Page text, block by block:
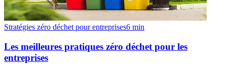
Stratégies zéro déchet pour entreprises6 min
Les meilleures pratiques zéro déchet pour les
entreprises